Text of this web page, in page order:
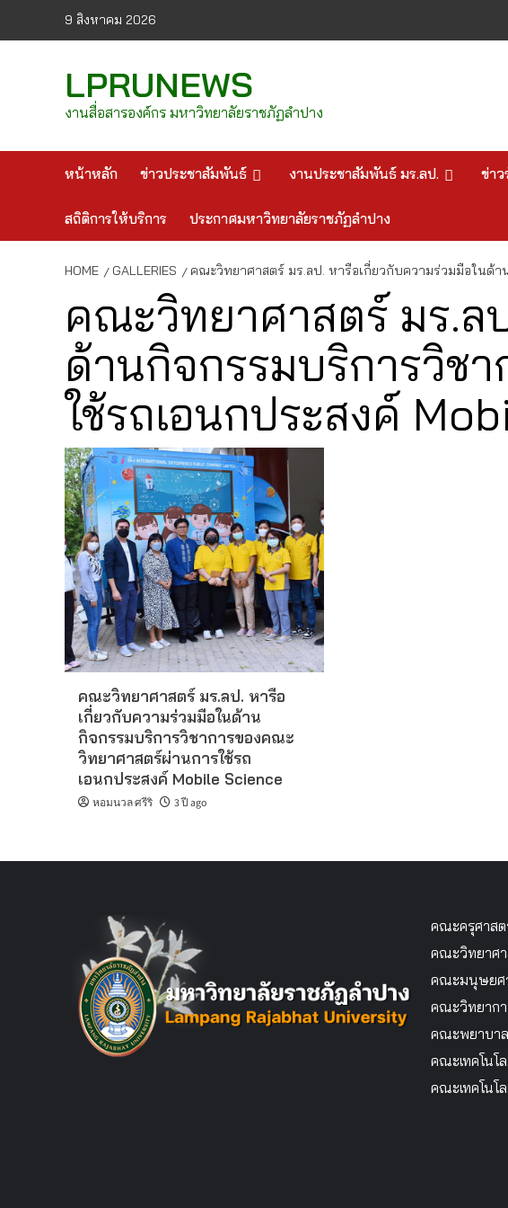
9 สิงหาคม 2026
LPRUNEWS
งานสื่อสารองค์กร มหาวิทยาลัยราชภัฏลำปาง
หน้าหลัก ข่าวประชาสัมพันธ์ งานประชาสัมพันธ์ มร.ลป. ข่า
สถิติการให้บริการ ประกาศมหาวิทยาลัยราชภัฏลำปาง
HOME GALLERIES คณะวิทยาศาสตร์ มร.ลป. หารือเกี่ยวกับความร่วมมือในด้า
คณะวิทยาศาสตร์ มร.ล
ด้านกิจกรรมบริการวิช
ใช้รถเอนกประสงค์
คณะวิทยาศาสตร์ มร.ลป. หารือ
เกี่ยวกับความร่วมมือในด้าน
กิจกรรมบริการวิชาการของคณะ
วิทยาศาสตร์ผ่านการใช้รถ
เอนกประสงค์ Mobile Science
หอมนวล ศรีริ 3 ปี ago
คณะครุศาสต
คณะวิทยาศ
คณะมนุษยศ
คณะวิทยากา
คณะพยาบา
คณะเทคโนโ
คณะเทคโนโ